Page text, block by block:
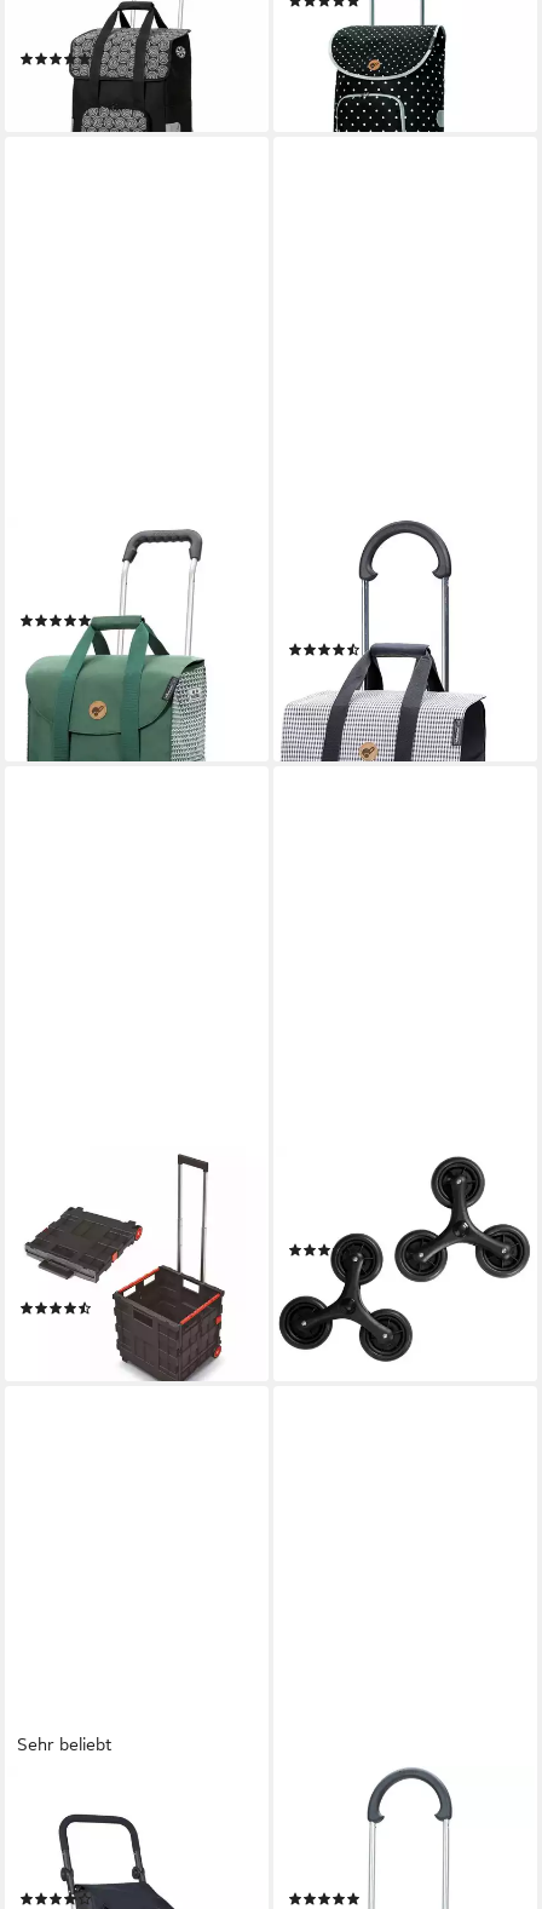
GERMANY, 45 l, mit großem
Thermofach
(85)
154,95 €
lieferbar - in 2-3 Werktagen bei dir
84,95 €
lieferbar - in 2-3 Werktagen bei dir
Einkaufstrolley Royal Shopper
(78)
164,95 €
lieferbar - in 3-4 Werktagen bei dir
ANDERSEN
Einkaufstrolley Scala Sh. Milla,
54 l, (Treppensteiger),
(15)
109,95 €
lieferbar - in 2-3 Werktagen bei dir
Trolley m. Rädern + Griff - 35
L, 35.00 l, Transport Box
Wagen Korb faltbar
(2)
lieferbar - in 3-4 Werktagen bei dir
Ersatzrad 2er SET für
Einkaufstrolley OKEL (2 St)
(2)
25,99 € UVP
33,99 €
(13,00 €/ 1 Stk)
-24%
lieferbar - in 2-3 Werktagen bei dir
Sehr beliebt
Einkaufstrolley Robuste &
leichte Aluminium Trolleys mit
Kühl- und Stufenfunktion
Einkaufstrolley Scala Sh.